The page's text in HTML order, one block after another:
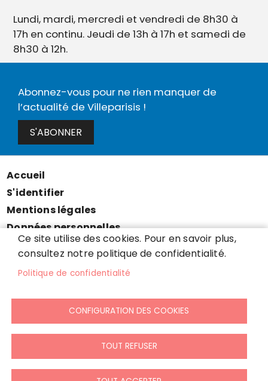
Lundi, mardi, mercredi et vendredi de 8h30 à
17h en continu. Jeudi de 13h à 17h et samedi de
8h30 à 12h.
Abonnez-vous pour ne rien manquer de
l’actualité de Villeparisis !
S'ABONNER
Menu
Pied
de
page
Accueil
S'identifier
Mentions légales
Données personnelles
Accessibilité : partiellement conforme
Contact
Presse
Ce site utilise des cookies. Pour en savoir plus,
consultez notre politique de confidentialité.
Politique de confidentialité
CONFIGURATION DES COOKIES
TOUT REFUSER